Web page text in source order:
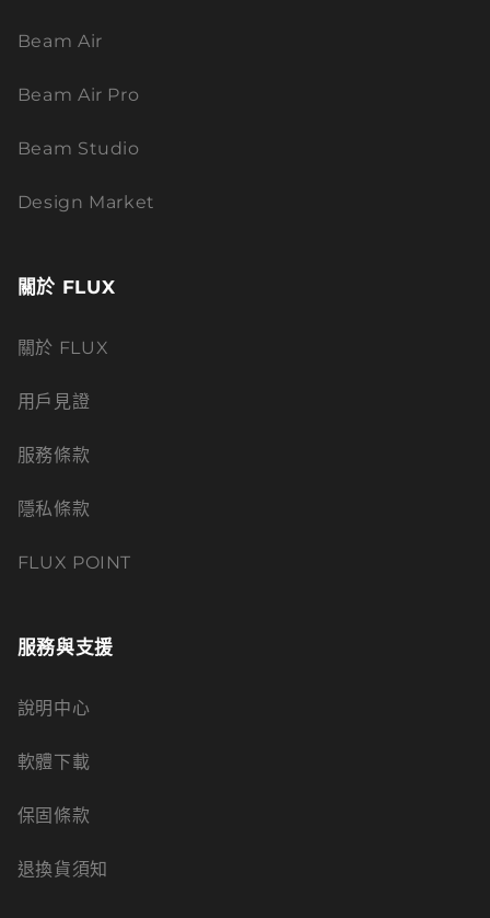
Beam Air
Beam Air Pro
Beam Studio
Design Market
關於 FLUX
關於 FLUX
用戶見證
服務條款
隱私條款
FLUX POINT
服務與支援
說明中心
軟體下載
保固條款
退換貨須知